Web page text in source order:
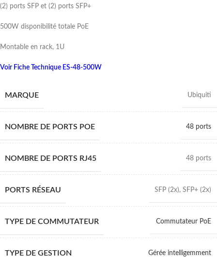
(2) ports SFP et (2) ports SFP+
500W disponibilité totale PoE
Montable en rack, 1U
Voir Fiche Technique ES-48-500W
MARQUE Ubiquiti
NOMBRE DE PORTS POE 48 ports
NOMBRE DE PORTS RJ45 48 ports
PORTS RÉSEAU SFP (2x), SFP+ (2x)
TYPE DE COMMUTATEUR Commutateur PoE
TYPE DE GESTION Gérée intelligemment